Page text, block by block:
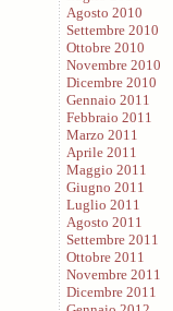
Agosto 2010
Settembre 2010
Ottobre 2010
Novembre 2010
Dicembre 2010
Gennaio 2011
Febbraio 2011
Marzo 2011
Aprile 2011
Maggio 2011
Giugno 2011
Luglio 2011
Agosto 2011
Settembre 2011
Ottobre 2011
Novembre 2011
Dicembre 2011